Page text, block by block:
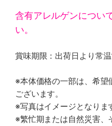
含有アレルゲンについ
い。
賞味期限：出荷日より常
※本体価格の一部は、希
ございます。
※写真はイメージとなりま
※繁忙期または自然災害、